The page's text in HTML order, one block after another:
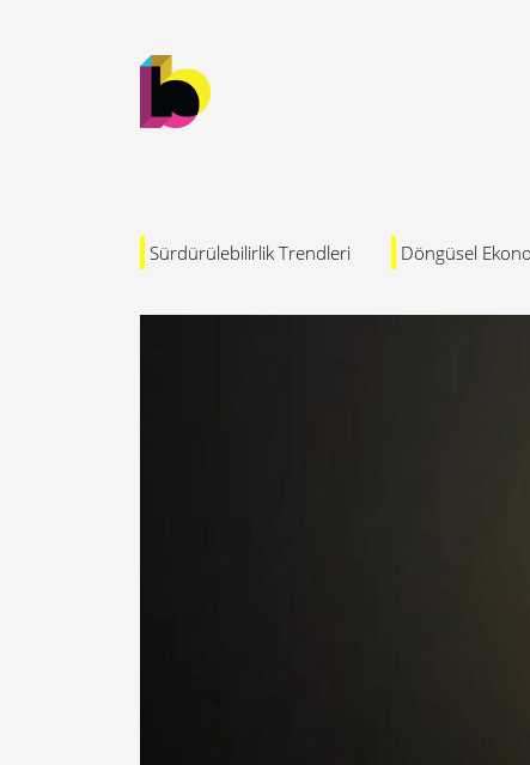
Sürdürülebilirlik Trendleri Döngüsel